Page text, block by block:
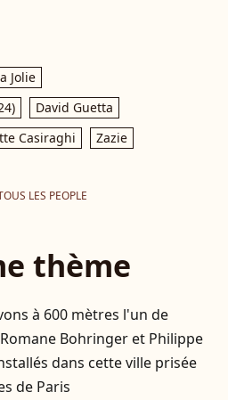
Jolie
David Guetta
Casiraghi
Zazie
LES PEOPLE
thème
à 600 mètres l'un de
Bohringer et Philippe
dans cette ville prisée
de Paris